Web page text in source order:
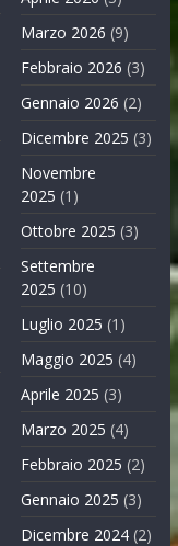
Marzo 2026 (9)
Febbraio 2026 (3)
Gennaio 2026 (2)
Dicembre 2025 (3)
Novembre
2025 (1)
Ottobre 2025 (3)
Settembre
2025 (10)
Luglio 2025 (1)
Maggio 2025 (4)
Aprile 2025 (3)
Marzo 2025 (4)
Febbraio 2025 (2)
Gennaio 2025 (3)
Dicembre 2024 (2)